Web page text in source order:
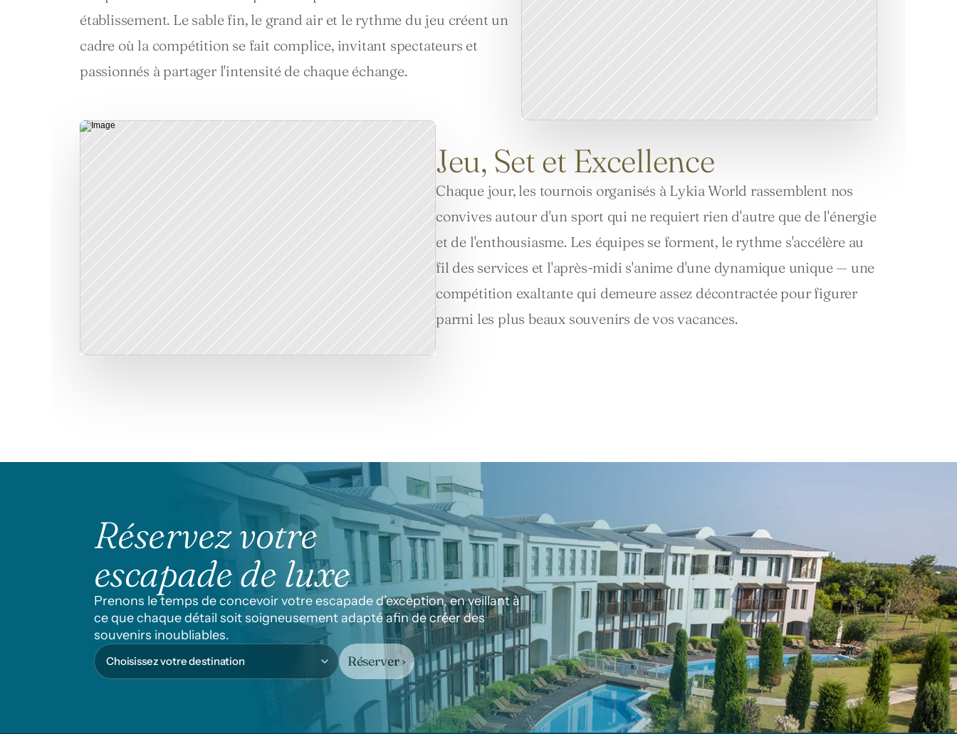
établissement. Le sable fin, le grand air et le rythme du jeu créent un
cadre où la compétition se fait complice, invitant spectateurs et
passionnés à partager l'intensité de chaque échange.
Jeu, Set et Excellence
Chaque jour, les tournois organisés à Lykia World rassemblent nos
convives autour d'un sport qui ne requiert rien d'autre que de l'énergie
et de l'enthousiasme. Les équipes se forment, le rythme s'accélère au
fil des services et l'après-midi s'anime d'une dynamique unique — une
compétition exaltante qui demeure assez décontractée pour figurer
parmi les plus beaux souvenirs de vos vacances.
Réservez votre
escapade de luxe
Prenons le temps de concevoir votre escapade d’exception, en veillant à
ce que chaque détail soit soigneusement adapté afin de créer des
souvenirs inoubliables.
Réserver ›